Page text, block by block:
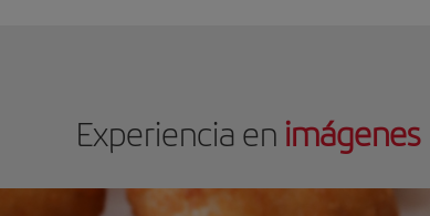
Experiencia en imágenes